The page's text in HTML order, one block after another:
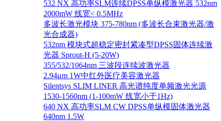
532 NX 高功率SLM连续DPSS单纵模激光器 532nm
2000mW 线宽< 0.5MHz
多波长激光模块 375-780nm (多波长合束激光器/激
光合成器)
532nm 模块式超稳定密封紧凑型DPSS固体连续激
光器 Sprout-H (5-20W)
355/532/1064nm 三波段连续波激光器
2.94μm 1W中红外医疗美容激光器
Silentsys SLIM LINER 高光谱纯度单频激光光源
1530-1560nm (1-100mW 线宽小于1Hz)
640 NX 高功率SLM CW DPSS单纵模固体激光器
640nm 1.5W